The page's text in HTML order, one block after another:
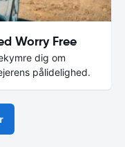
Worry Free
dig om
pålidelighed.